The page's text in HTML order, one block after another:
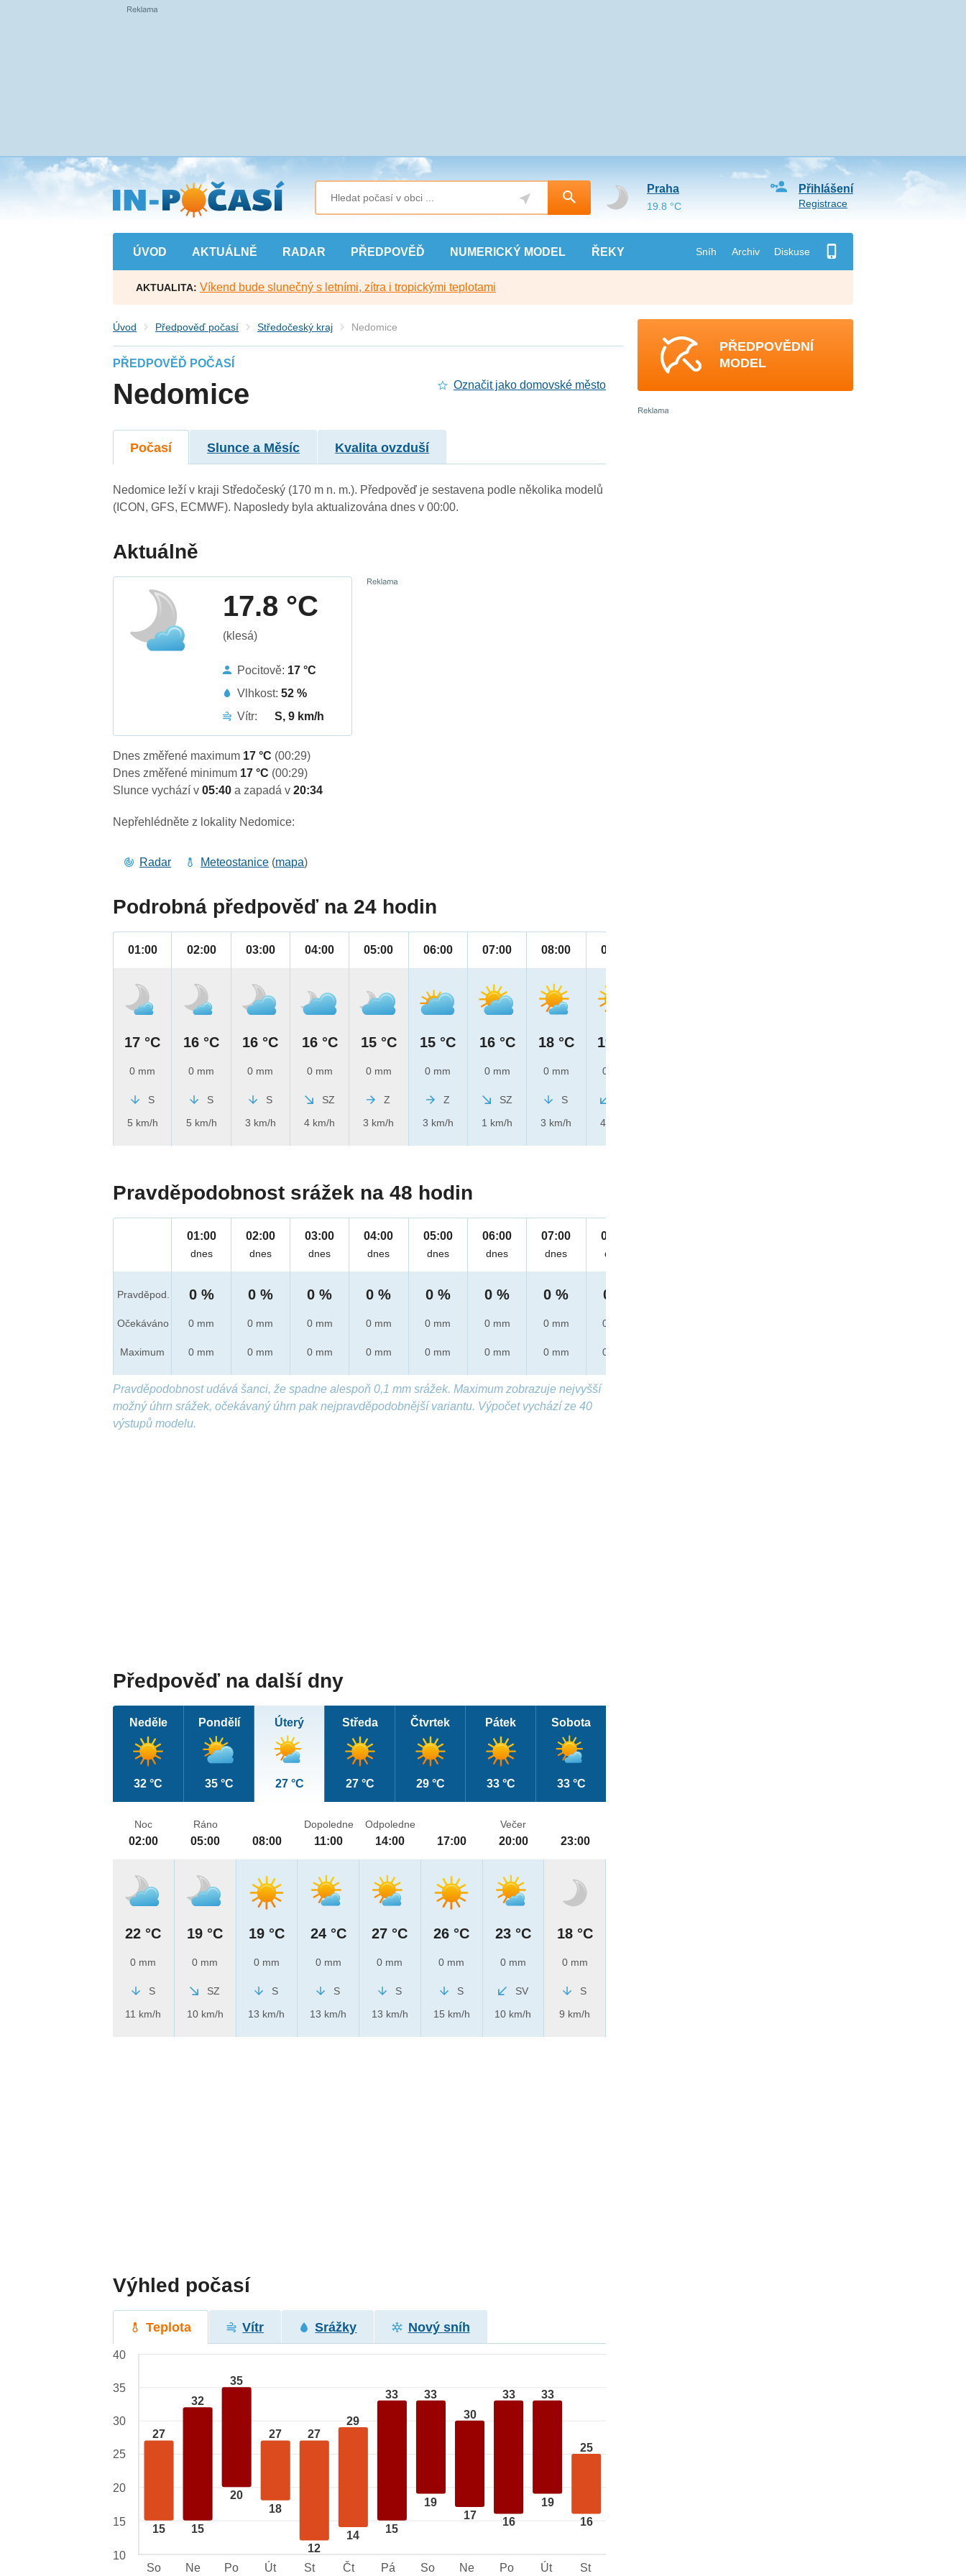
Přejít
na
hlavní
obsah
ÚVOD AKTUÁLNĚ RADAR PŘEDPOVĚĎ NUMERICKÝ MODEL ŘEKY Sníh Archiv Diskuse
Přihlášení
Registrace
Praha
19.8 °C
AKTUALITA: Víkend bude slunečný s letními, zítra i tropickými teplotami
Úvod Předpověď počasí Středočeský kraj Nedomice
PŘEDPOVĚĎ POČASÍ
Nedomice Označit jako domovské město
Počasí Slunce a Měsíc Kvalita ovzduší
Nedomice leží v kraji Středočeský (170 m n. m.). Předpověď je sestavena podle několika modelů
(ICON, GFS, ECMWF). Naposledy byla aktualizována dnes v 00:00.
Aktuálně
17.8 °C
(klesá)
Pocitově: 17 °C
Vlhkost:52 %
Vítr:
S, 9 km/h
Dnes změřené maximum 17 °C (00:29)
Dnes změřené minimum 17 °C (00:29)
Slunce vychází v05:40a zapadá v20:34
Nepřehlédněte z lokality Nedomice:
Radar Meteostanice (mapa)
Podrobná předpověď na 24 hodin
01:00
17 °C
0 mm
S
5 km/h
02:00
16 °C
0 mm
S
5 km/h
03:00
16 °C
0 mm
S
3 km/h
04:00
16 °C
0 mm
SZ
4 km/h
05:00
15 °C
0 mm
Z
3 km/h
06:00
15 °C
0 mm
Z
3 km/h
07:00
16 °C
0 mm
SZ
1 km/h
08:00
18 °C
0 mm
S
3 km/h
09:00
19 °C
0 mm
4 km/h
Pravděpodobnost srážek na 48 hodin
Pravděpod.
Očekáváno
Maximum
01:00
dnes
0 %
0 mm
0 mm
02:00
dnes
0 %
0 mm
0 mm
03:00
dnes
0 %
0 mm
0 mm
04:00
dnes
0 %
0 mm
0 mm
05:00
dnes
0 %
0 mm
0 mm
06:00
dnes
0 %
0 mm
0 mm
07:00
dnes
0 %
0 mm
0 mm
08:00
dnes
0 %
0 mm
0 mm
Pravděpodobnost udává šanci, že spadne alespoň 0,1 mm srážek. Maximum zobrazuje nejvyšší
možný úhrn srážek, očekávaný úhrn pak nejpravděpodobnější variantu. Výpočet vychází ze 40
výstupů modelu.
Předpověď na další dny
Neděle
32 °C
Pondělí
35 °C
Úterý
27 °C
Středa
27 °C
Čtvrtek
29 °C
Pátek
33 °C
Sobota
33 °C
Noc
02:00
22 °C
0 mm
S
11 km/h
Ráno
05:00
19 °C
0 mm
SZ
10 km/h
08:00
19 °C
0 mm
S
13 km/h
Dopoledne
11:00
24 °C
0 mm
S
13 km/h
Odpoledne
14:00
27 °C
0 mm
S
13 km/h
17:00
26 °C
0 mm
S
15 km/h
Večer
20:00
23 °C
0 mm
SV
10 km/h
23:00
18 °C
0 mm
S
9 km/h
Výhled počasí
Teplota Vítr Srážky Nový sníh
27
15
32
15
35
20
27
18
27
12
29
14
33
15
33
19
30
17
33
16
33
19
25
16
40
35
30
25
20
15
10
So
Ne Po Út St Čt Pá So Ne Po Út St
PŘEDPOVĚDNÍ
MODEL